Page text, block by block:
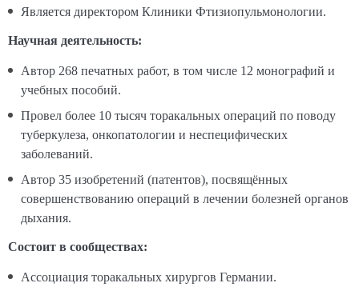
Является директором Клиники Фтизиопульмонологии.
Научная деятельность:
Автор 268 печатных работ, в том числе 12 монографий и
учебных пособий.
Провел более 10 тысяч торакальных операций по поводу
туберкулеза, онкопатологии и неспецифических
заболеваний.
Автор 35 изобретений (патентов), посвящённых
совершенствованию операций в лечении болезней органов
дыхания.
Состоит в сообществах:
Ассоциация торакальных хирургов Германии.